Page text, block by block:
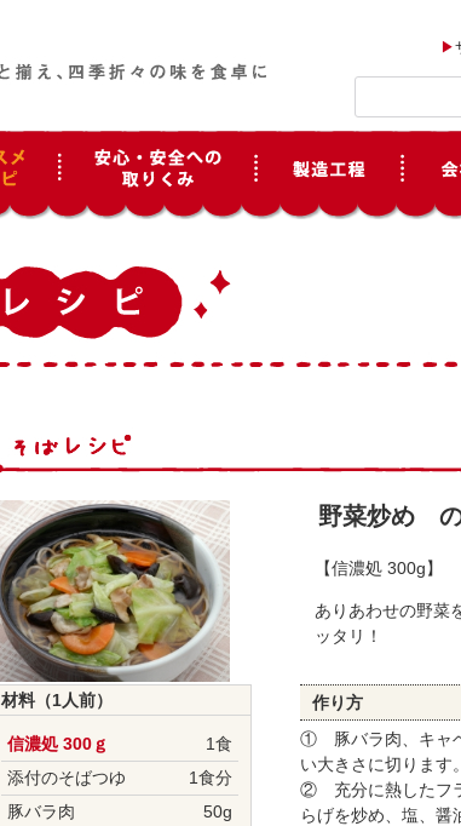
野菜炒め
【信濃処 300g】
ありあわせの野菜
ッタリ！
材料（1人前）
信濃処 300ｇ
1食
添付のそばつゆ
1食分
豚バラ肉
50g
作り方
① 豚バラ肉、キャ
い大きさに切ります
② 充分に熱したフラ
らげを炒め、塩、醤